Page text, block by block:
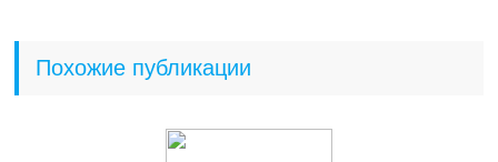
Похожие публикации